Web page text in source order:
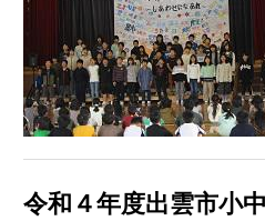
令和４年度出雲市小